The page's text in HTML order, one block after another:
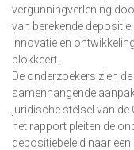
vergunningverlening
van berekende
innovatie en
blokkeert.
De onderzoekers zien
samenhangende
juridische stelsel van de
het rapport pleiten de
depositiebeleid naar